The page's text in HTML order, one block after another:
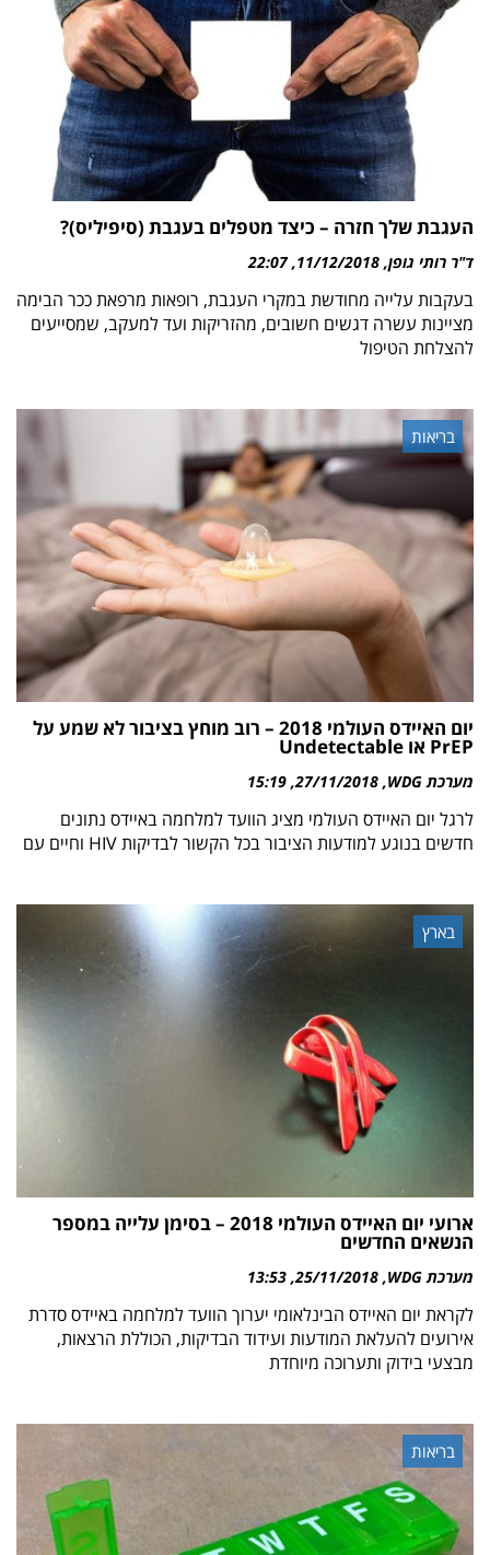
העגבת שלך חזרה – כיצד מטפלים בעגבת (סיפיליס)?
ד"ר רותי גופן 11/12/2018
22:07
בעקבות עלייה מחודשת במקרי העגבת, רופאות מרפאת ככר הבימה
מציינות עשרה דגשים חשובים, מהזריקות ועד למעקב, שמסייעים
להצלחת הטיפול
בריאות
יום האיידס העולמי 2018 – רוב מוחץ בציבור לא שמע על
PrEP או Undetectable
מערכת WDG 27/11/2018
15:19
לרגל יום האיידס העולמי מציג הוועד למלחמה באיידס נתונים
חדשים בנוגע למודעות הציבור בכל הקשור לבדיקות HIV וחיים עם
בארץ
ארועי יום האיידס העולמי 2018 – בסימן עלייה במספר
הנשאים החדשים
מערכת WDG 25/11/2018
13:53
לקראת יום האיידס הבינלאומי יערוך הוועד למלחמה באיידס סדרת
אירועים להעלאת המודעות ועידוד הבדיקות, הכוללת הרצאות,
מבצעי בידוק ותערוכה מיוחדת
בריאות